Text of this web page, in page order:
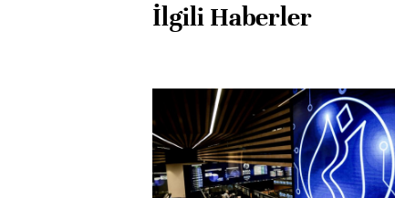
İlgili Haberler